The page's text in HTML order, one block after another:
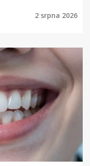
2 srpna 2026